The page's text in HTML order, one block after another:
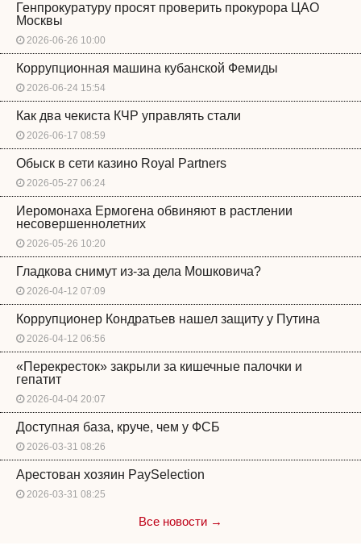
Генпрокуратуру просят проверить прокурора ЦАО
Москвы
2026-06-26 10:00
Коррупционная машина кубанской Фемиды
2026-06-24 15:54
Как два чекиста КЧР управлять стали
2026-06-17 08:59
Обыск в сети казино Royal Partners
2026-05-27 06:24
Иеромонаха Ермогена обвиняют в растлении
несовершеннолетних
2026-05-26 10:20
Гладкова снимут из-за дела Мошковича?
2026-04-12 07:09
Коррупционер Кондратьев нашел защиту у Путина
2026-04-12 06:56
«Перекресток» закрыли за кишечные палочки и
гепатит
2026-04-04 20:07
Доступная база, круче, чем у ФСБ
2026-03-31 08:26
Арестован хозяин PaySelection
2026-03-31 08:25
Все новости →